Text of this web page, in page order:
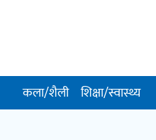
कला/शैली शिक्षा/स्वास्थ्य